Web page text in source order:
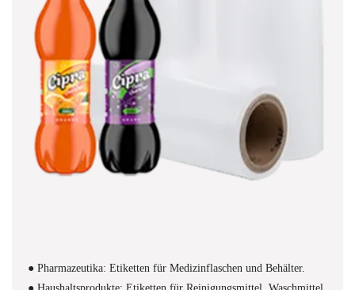
● Pharmazeutika: Etiketten für Medizinflaschen und Behälter.
● Haushaltsprodukte: Etiketten für Reinigungsmittel, Waschmittel